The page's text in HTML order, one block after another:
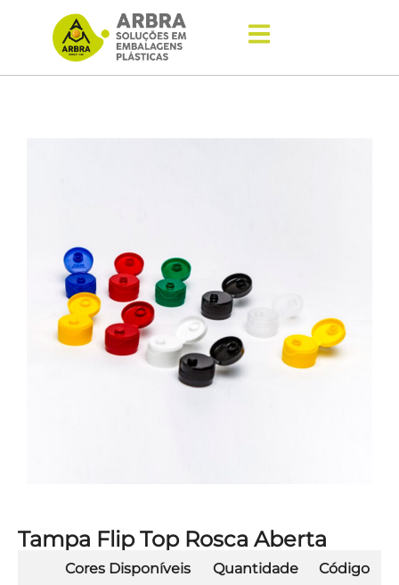
Tampa Flip Top Rosca Aberta
Cores Disponíveis Quantidade Código